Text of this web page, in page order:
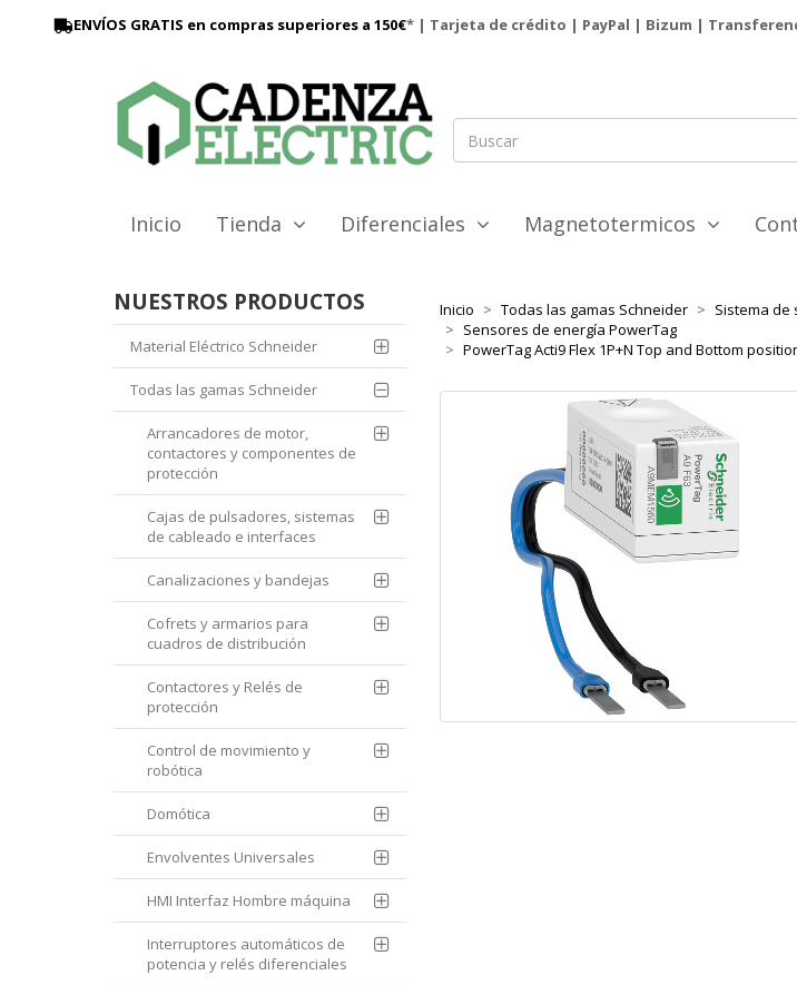
ENVÍOS GRATIS en compras superiores a 150€* | Tarjeta de crédito | PayPal | Bizum |
Inicio Tienda Diferenciales Magnetotermicos
Inicio Todas las gamas Schneider Sistema de
Sensores de energía PowerTag
PowerTag Acti9 Flex 1P+N Top and Bottom
NUESTROS PRODUCTOS
Material Eléctrico Schneider
Todas las gamas Schneider
Arrancadores de motor,
contactores y componentes de
protección
Cajas de pulsadores, sistemas
de cableado e interfaces
Canalizaciones y bandejas
Cofrets y armarios para
cuadros de distribución
Contactores y Relés de
protección
Control de movimiento y
robótica
Domótica
Envolventes Universales
HMI Interfaz Hombre máquina
Interruptores automáticos de
potencia y relés diferenciales